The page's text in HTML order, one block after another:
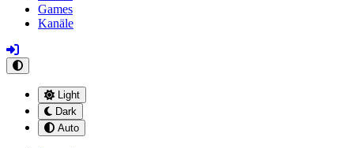
Games
Kanäle
Light
Dark
Auto